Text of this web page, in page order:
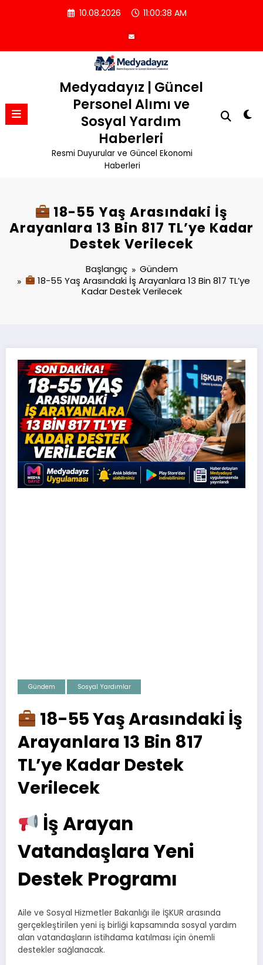
10.08.2026 11:00:39 AM
Medyadayız | Güncel
Personel Alımı ve
Sosyal Yardım
Haberleri
Resmi Duyurular ve Güncel Ekonomi
Haberleri
18-55 Yaş Arasındaki İş
Arayanlara 13 Bin 817 TL’ye Kadar
Destek Verilecek
Başlangıç
Gündem
18-55 Yaş Arasındaki İş Arayanlara 13 Bin 817 TL’ye
Kadar Destek Verilecek
Gündem Sosyal Yardımlar
18-55 Yaş Arasındaki İş
Arayanlara 13 Bin 817
TL’ye Kadar Destek
Verilecek
İş Arayan
Vatandaşlara Yeni
Destek Programı
Aile ve Sosyal Hizmetler Bakanlığı ile İŞKUR arasında
gerçekleştirilen yeni iş birliği kapsamında sosyal yardım
alan vatandaşların istihdama katılması için önemli
destekler sağlanacak.